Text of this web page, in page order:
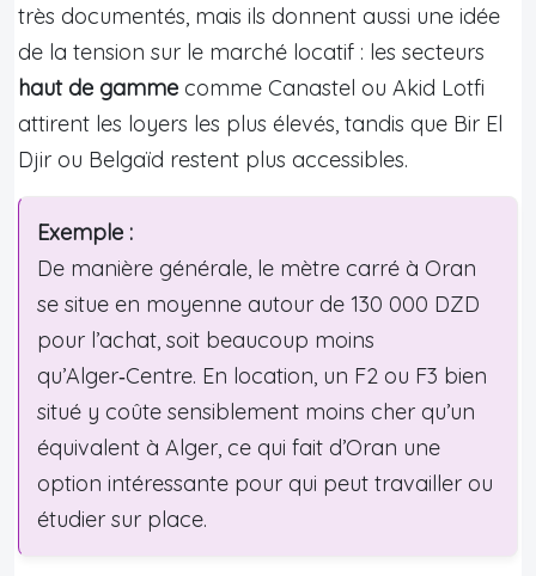
très documentés, mais ils donnent aussi une idée
de la tension sur le marché locatif : les secteurs
haut de gamme comme Canastel ou Akid Lotfi
attirent les loyers les plus élevés, tandis que Bir El
Djir ou Belgaïd restent plus accessibles.
Exemple :
De manière générale, le mètre carré à Oran
se situe en moyenne autour de 130 000 DZD
pour l’achat, soit beaucoup moins
qu’Alger‑Centre. En location, un F2 ou F3 bien
situé y coûte sensiblement moins cher qu’un
équivalent à Alger, ce qui fait d’Oran une
option intéressante pour qui peut travailler ou
étudier sur place.